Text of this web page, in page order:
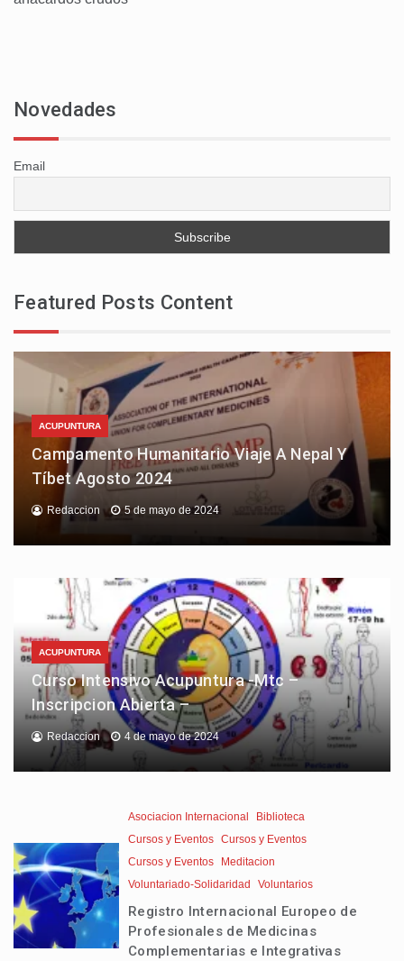
Novedades
Email
Featured Posts Content
ACUPUNTURA
Campamento Humanitario Viaje A Nepal Y
Tíbet Agosto 2024
Redaccion 5 de mayo de 2024
ACUPUNTURA
Curso Intensivo Acupuntura -Mtc –
Inscripcion Abierta –
Redaccion 4 de mayo de 2024
Asociacion Internacional
Biblioteca
Cursos y Eventos Cursos y Eventos
Cursos y Eventos
Meditacion
Voluntariado-Solidaridad
Voluntarios
Registro Internacional Europeo de
Profesionales de Medicinas
Complementarias e Integrativas